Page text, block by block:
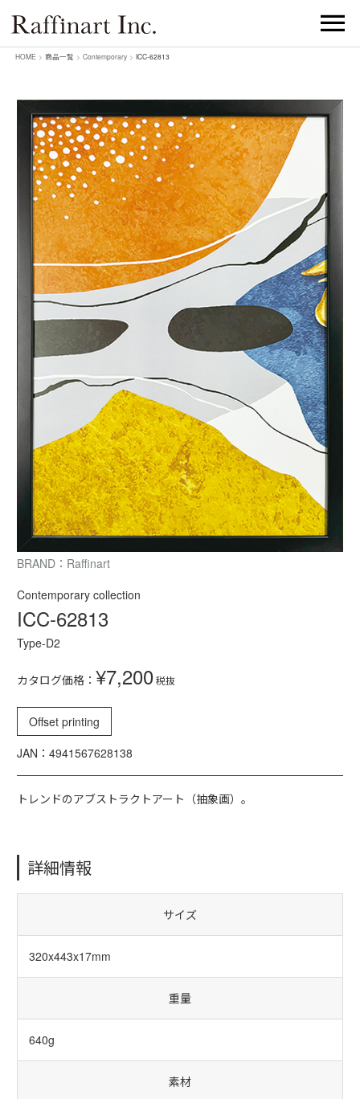
HOME > 商品一覧 > Contemporary > ICC-62813
BRAND：Raffinart
Contemporary collection
ICC-62813
Type-D2
カタログ価格： ¥7,200税抜
Offset printing
JAN：4941567628138
トレンドのアブストラクトアート（抽象画）。
詳細情報
サイズ
320x443x17mm
重量
640g
素材